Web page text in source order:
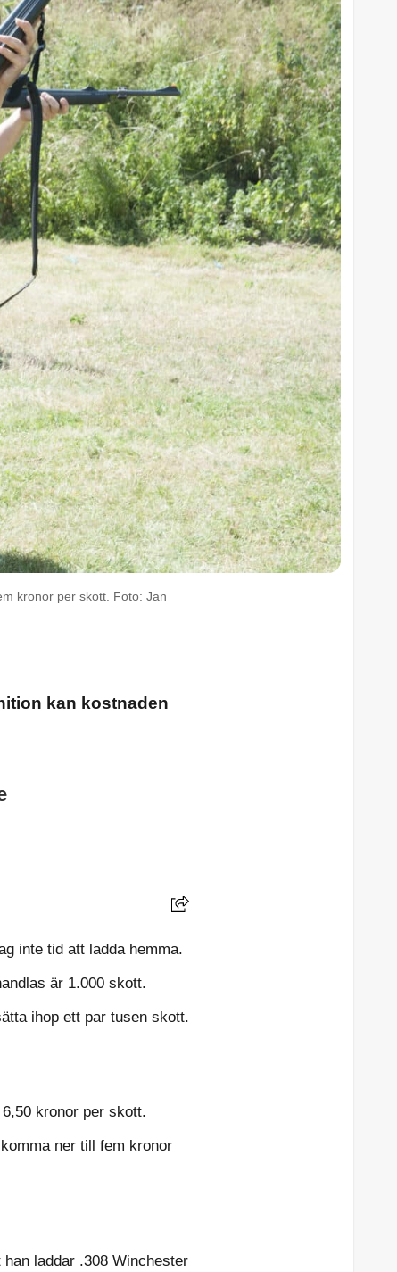
kronor per skott. Foto: Jan
kan kostnaden
inte tid att ladda hemma.
är 1.000 skott.
ihop ett par tusen skott.
kronor per skott.
ner till fem kronor
laddar .308 Winchester